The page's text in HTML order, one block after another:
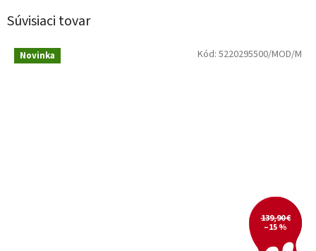
Súvisiaci tovar
Novinka
139,90 €
–15 %
Kód: 5220295500/MOD/M